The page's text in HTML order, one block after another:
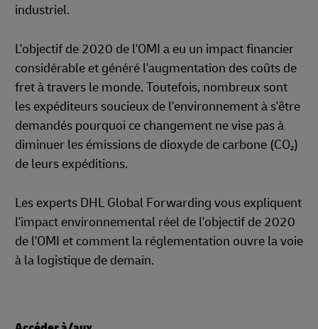
industriel.
L'objectif de 2020 de l'OMI a eu un impact financier
considérable et généré l'augmentation des coûts de
fret à travers le monde. Toutefois, nombreux sont
les expéditeurs soucieux de l'environnement à s'être
demandés pourquoi ce changement ne vise pas à
diminuer les émissions de dioxyde de carbone (CO₂)
de leurs expéditions.
Les experts DHL Global Forwarding vous expliquent
l'impact environnemental réel de l'objectif de 2020
de l'OMI et comment la réglementation ouvre la voie
à la logistique de demain.